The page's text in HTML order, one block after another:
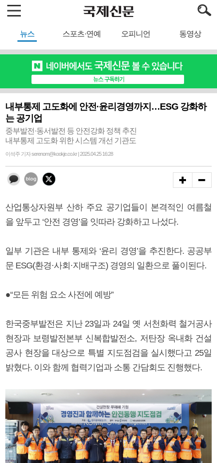
뉴스 스포츠·연예 오피니언 동영상
내부통제 고도화에 안전·윤리경영까지…ESG 강화하
는 공기업
중부발전·동서발전 등 안전강화 정책 추진
내부통제 고도화 위한 시스템 개선 기관도
이석주 기자 serenom@kookje.co.kr | 2025.04.25 16:28
산업통상자원부 산하 주요 공기업들이 본격적인 여름철
을 앞두고 ‘안전 경영’을 잇따라 강화하고 나섰다.
일부 기관은 내부 통제와 ‘윤리 경영’을 추진한다. 공공부
문 ESG(환경·사회·지배구조) 경영의 일환으로 풀이된다.
●“모든 위험 요소 사전에 예방”
한국중부발전은 지난 23일과 24일 옛 서천화력 철거공사
현장과 보령발전본부 신복합발전소, 저탄장 옥내화 건설
공사 현장을 대상으로 특별 지도점검을 실시했다고 25일
밝혔다. 이와 함께 협력기업과 소통 간담회도 진행했다.